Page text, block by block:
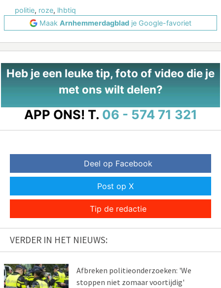
politie, roze, lhbtiq
Maak Arnhemmerdagblad je Google-favoriet
Heb je een leuke tip, foto of video die je
met ons wilt delen?
APP ONS! T. 06 - 574 71 321
Deel op Facebook
Post op X
Tip de redactie
VERDER IN HET NIEUWS:
Afbreken politieonderzoeken: 'We
stoppen niet zomaar voortijdig'